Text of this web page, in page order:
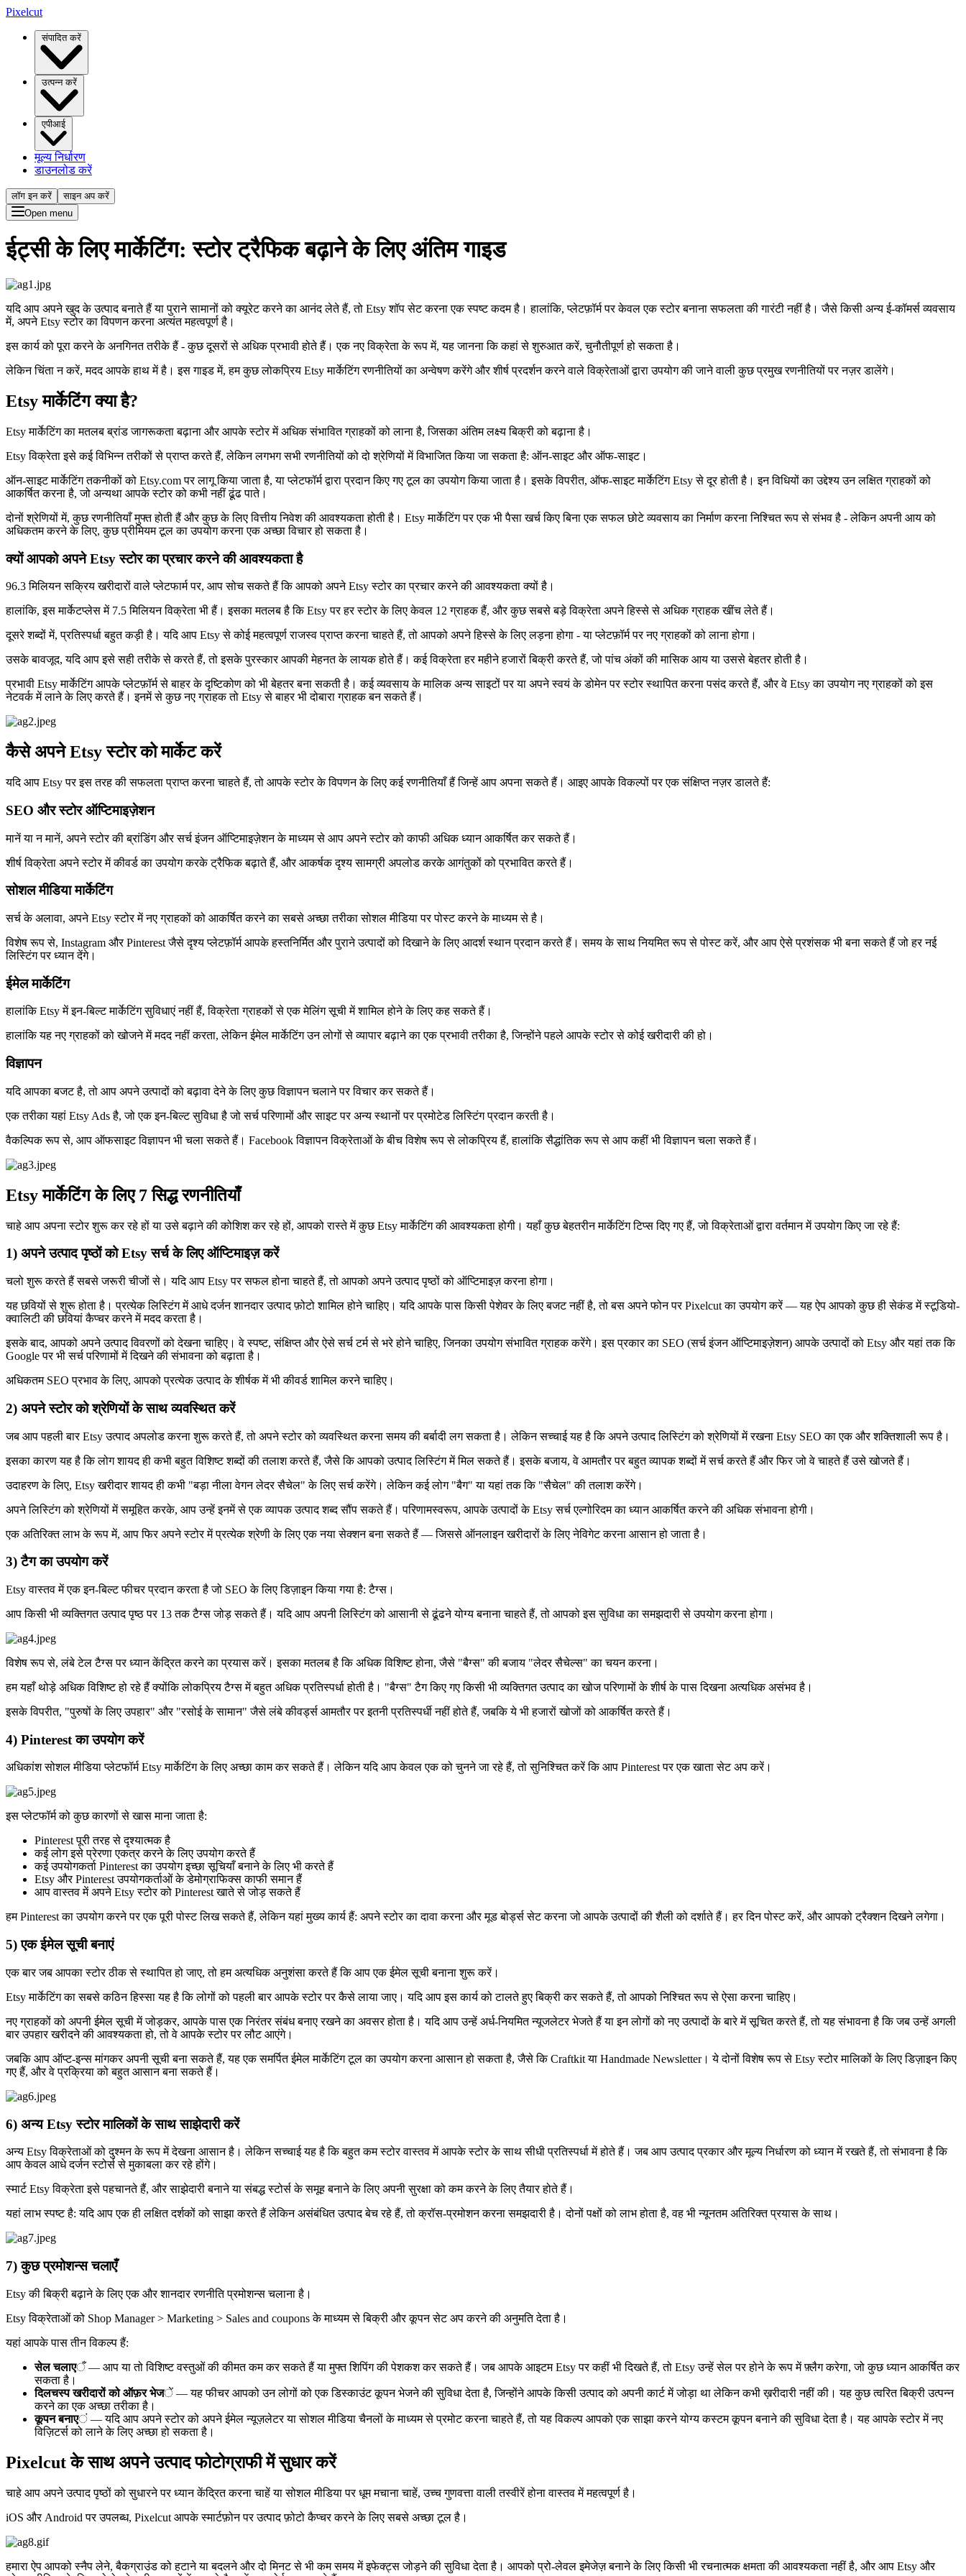
Pixelcut
संपादित करें
उत्पन्न करें
एपीआई
मूल्य निर्धारण
डाउनलोड करें
लॉग इन करें
साइन अप करें
Open menu
ईट्सी के लिए मार्केटिंग: स्टोर ट्रैफिक बढ़ाने के लिए अंतिम गाइड
यदि आप अपने खुद के उत्पाद बनाते हैं या पुराने सामानों को क्यूरेट करने का आनंद लेते हैं, तो Etsy शॉप सेट करना एक स्पष्ट कदम है। हालांकि, प्लेटफ़ॉर्म पर केवल एक स्टोर बनाना सफलता की गारंटी नहीं है। जैसे किसी अन्य ई-कॉमर्स व्यवसाय
में, अपने Etsy स्टोर का विपणन करना अत्यंत महत्वपूर्ण है।
इस कार्य को पूरा करने के अनगिनत तरीके हैं - कुछ दूसरों से अधिक प्रभावी होते हैं। एक नए विक्रेता के रूप में, यह जानना कि कहां से शुरुआत करें, चुनौतीपूर्ण हो सकता है।
लेकिन चिंता न करें, मदद आपके हाथ में है। इस गाइड में, हम कुछ लोकप्रिय Etsy मार्केटिंग रणनीतियों का अन्वेषण करेंगे और शीर्ष प्रदर्शन करने वाले विक्रेताओं द्वारा उपयोग की जाने वाली कुछ प्रमुख रणनीतियों पर नज़र डालेंगे।
Etsy मार्केटिंग क्या है?
Etsy मार्केटिंग का मतलब ब्रांड जागरूकता बढ़ाना और आपके स्टोर में अधिक संभावित ग्राहकों को लाना है, जिसका अंतिम लक्ष्य बिक्री को बढ़ाना है।
Etsy विक्रेता इसे कई विभिन्न तरीकों से प्राप्त करते हैं, लेकिन लगभग सभी रणनीतियों को दो श्रेणियों में विभाजित किया जा सकता है: ऑन-साइट और ऑफ-साइट।
ऑन-साइट मार्केटिंग तकनीकों को Etsy.com पर लागू किया जाता है, या प्लेटफॉर्म द्वारा प्रदान किए गए टूल का उपयोग किया जाता है। इसके विपरीत, ऑफ-साइट मार्केटिंग Etsy से दूर होती है। इन विधियों का उद्देश्य उन लक्षित ग्राहकों को
आकर्षित करना है, जो अन्यथा आपके स्टोर को कभी नहीं ढूंढ पाते।
दोनों श्रेणियों में, कुछ रणनीतियाँ मुफ्त होती हैं और कुछ के लिए वित्तीय निवेश की आवश्यकता होती है। Etsy मार्केटिंग पर एक भी पैसा खर्च किए बिना एक सफल छोटे व्यवसाय का निर्माण करना निश्चित रूप से संभव है - लेकिन अपनी आय को
अधिकतम करने के लिए, कुछ प्रीमियम टूल का उपयोग करना एक अच्छा विचार हो सकता है।
क्यों आपको अपने Etsy स्टोर का प्रचार करने की आवश्यकता है
96.3 मिलियन सक्रिय खरीदारों वाले प्लेटफार्म पर, आप सोच सकते हैं कि आपको अपने Etsy स्टोर का प्रचार करने की आवश्यकता क्यों है।
हालांकि, इस मार्केटप्लेस में 7.5 मिलियन विक्रेता भी हैं। इसका मतलब है कि Etsy पर हर स्टोर के लिए केवल 12 ग्राहक हैं, और कुछ सबसे बड़े विक्रेता अपने हिस्से से अधिक ग्राहक खींच लेते हैं।
दूसरे शब्दों में, प्रतिस्पर्धा बहुत कड़ी है। यदि आप Etsy से कोई महत्वपूर्ण राजस्व प्राप्त करना चाहते हैं, तो आपको अपने हिस्से के लिए लड़ना होगा - या प्लेटफ़ॉर्म पर नए ग्राहकों को लाना होगा।
उसके बावजूद, यदि आप इसे सही तरीके से करते हैं, तो इसके पुरस्कार आपकी मेहनत के लायक होते हैं। कई विक्रेता हर महीने हजारों बिक्री करते हैं, जो पांच अंकों की मासिक आय या उससे बेहतर होती है।
प्रभावी Etsy मार्केटिंग आपके प्लेटफ़ॉर्म से बाहर के दृष्टिकोण को भी बेहतर बना सकती है। कई व्यवसाय के मालिक अन्य साइटों पर या अपने स्वयं के डोमेन पर स्टोर स्थापित करना पसंद करते हैं, और वे Etsy का उपयोग नए ग्राहकों को इस
नेटवर्क में लाने के लिए करते हैं। इनमें से कुछ नए ग्राहक तो Etsy से बाहर भी दोबारा ग्राहक बन सकते हैं।
कैसे अपने Etsy स्टोर को मार्केट करें
यदि आप Etsy पर इस तरह की सफलता प्राप्त करना चाहते हैं, तो आपके स्टोर के विपणन के लिए कई रणनीतियाँ हैं जिन्हें आप अपना सकते हैं। आइए आपके विकल्पों पर एक संक्षिप्त नज़र डालते हैं:
SEO और स्टोर ऑप्टिमाइज़ेशन
मानें या न मानें, अपने स्टोर की ब्रांडिंग और सर्च इंजन ऑप्टिमाइज़ेशन के माध्यम से आप अपने स्टोर को काफी अधिक ध्यान आकर्षित कर सकते हैं।
शीर्ष विक्रेता अपने स्टोर में कीवर्ड का उपयोग करके ट्रैफिक बढ़ाते हैं, और आकर्षक दृश्य सामग्री अपलोड करके आगंतुकों को प्रभावित करते हैं।
सोशल मीडिया मार्केटिंग
सर्च के अलावा, अपने Etsy स्टोर में नए ग्राहकों को आकर्षित करने का सबसे अच्छा तरीका सोशल मीडिया पर पोस्ट करने के माध्यम से है।
विशेष रूप से, Instagram और Pinterest जैसे दृश्य प्लेटफ़ॉर्म आपके हस्तनिर्मित और पुराने उत्पादों को दिखाने के लिए आदर्श स्थान प्रदान करते हैं। समय के साथ नियमित रूप से पोस्ट करें, और आप ऐसे प्रशंसक भी बना सकते हैं जो हर नई
लिस्टिंग पर ध्यान देंगे।
ईमेल मार्केटिंग
हालांकि Etsy में इन-बिल्ट मार्केटिंग सुविधाएं नहीं हैं, विक्रेता ग्राहकों से एक मेलिंग सूची में शामिल होने के लिए कह सकते हैं।
हालांकि यह नए ग्राहकों को खोजने में मदद नहीं करता, लेकिन ईमेल मार्केटिंग उन लोगों से व्यापार बढ़ाने का एक प्रभावी तरीका है, जिन्होंने पहले आपके स्टोर से कोई खरीदारी की हो।
विज्ञापन
यदि आपका बजट है, तो आप अपने उत्पादों को बढ़ावा देने के लिए कुछ विज्ञापन चलाने पर विचार कर सकते हैं।
एक तरीका यहां Etsy Ads है, जो एक इन-बिल्ट सुविधा है जो सर्च परिणामों और साइट पर अन्य स्थानों पर प्रमोटेड लिस्टिंग प्रदान करती है।
वैकल्पिक रूप से, आप ऑफसाइट विज्ञापन भी चला सकते हैं। Facebook विज्ञापन विक्रेताओं के बीच विशेष रूप से लोकप्रिय हैं, हालांकि सैद्धांतिक रूप से आप कहीं भी विज्ञापन चला सकते हैं।
Etsy मार्केटिंग के लिए 7 सिद्ध रणनीतियाँ
चाहे आप अपना स्टोर शुरू कर रहे हों या उसे बढ़ाने की कोशिश कर रहे हों, आपको रास्ते में कुछ Etsy मार्केटिंग की आवश्यकता होगी। यहाँ कुछ बेहतरीन मार्केटिंग टिप्स दिए गए हैं, जो विक्रेताओं द्वारा वर्तमान में उपयोग किए जा रहे हैं:
1) अपने उत्पाद पृष्ठों को Etsy सर्च के लिए ऑप्टिमाइज़ करें
चलो शुरू करते हैं सबसे जरूरी चीजों से। यदि आप Etsy पर सफल होना चाहते हैं, तो आपको अपने उत्पाद पृष्ठों को ऑप्टिमाइज़ करना होगा।
यह छवियों से शुरू होता है। प्रत्येक लिस्टिंग में आधे दर्जन शानदार उत्पाद फ़ोटो शामिल होने चाहिए। यदि आपके पास किसी पेशेवर के लिए बजट नहीं है, तो बस अपने फोन पर Pixelcut का उपयोग करें — यह ऐप आपको कुछ ही सेकंड में स्टूडियो-
क्वालिटी की छवियां कैप्चर करने में मदद करता है।
इसके बाद, आपको अपने उत्पाद विवरणों को देखना चाहिए। वे स्पष्ट, संक्षिप्त और ऐसे सर्च टर्म से भरे होने चाहिए, जिनका उपयोग संभावित ग्राहक करेंगे। इस प्रकार का SEO (सर्च इंजन ऑप्टिमाइज़ेशन) आपके उत्पादों को Etsy और यहां तक कि
Google पर भी सर्च परिणामों में दिखने की संभावना को बढ़ाता है।
अधिकतम SEO प्रभाव के लिए, आपको प्रत्येक उत्पाद के शीर्षक में भी कीवर्ड शामिल करने चाहिए।
2) अपने स्टोर को श्रेणियों के साथ व्यवस्थित करें
जब आप पहली बार Etsy उत्पाद अपलोड करना शुरू करते हैं, तो अपने स्टोर को व्यवस्थित करना समय की बर्बादी लग सकता है। लेकिन सच्चाई यह है कि अपने उत्पाद लिस्टिंग को श्रेणियों में रखना Etsy SEO का एक और शक्तिशाली रूप है।
इसका कारण यह है कि लोग शायद ही कभी बहुत विशिष्ट शब्दों की तलाश करते हैं, जैसे कि आपको उत्पाद लिस्टिंग में मिल सकते हैं। इसके बजाय, वे आमतौर पर बहुत व्यापक शब्दों में सर्च करते हैं और फिर जो वे चाहते हैं उसे खोजते हैं।
उदाहरण के लिए, Etsy खरीदार शायद ही कभी "बड़ा नीला वेगन लेदर सैचेल" के लिए सर्च करेंगे। लेकिन कई लोग "बैग" या यहां तक कि "सैचेल" की तलाश करेंगे।
अपने लिस्टिंग को श्रेणियों में समूहित करके, आप उन्हें इनमें से एक व्यापक उत्पाद शब्द सौंप सकते हैं। परिणामस्वरूप, आपके उत्पादों के Etsy सर्च एल्गोरिदम का ध्यान आकर्षित करने की अधिक संभावना होगी।
एक अतिरिक्त लाभ के रूप में, आप फिर अपने स्टोर में प्रत्येक श्रेणी के लिए एक नया सेक्शन बना सकते हैं — जिससे ऑनलाइन खरीदारों के लिए नेविगेट करना आसान हो जाता है।
3) टैग का उपयोग करें
Etsy वास्तव में एक इन-बिल्ट फीचर प्रदान करता है जो SEO के लिए डिज़ाइन किया गया है: टैग्स।
आप किसी भी व्यक्तिगत उत्पाद पृष्ठ पर 13 तक टैग्स जोड़ सकते हैं। यदि आप अपनी लिस्टिंग को आसानी से ढूंढने योग्य बनाना चाहते हैं, तो आपको इस सुविधा का समझदारी से उपयोग करना होगा।
विशेष रूप से, लंबे टेल टैग्स पर ध्यान केंद्रित करने का प्रयास करें। इसका मतलब है कि अधिक विशिष्ट होना, जैसे "बैग्स" की बजाय "लेदर सैचेल्स" का चयन करना।
हम यहाँ थोड़े अधिक विशिष्ट हो रहे हैं क्योंकि लोकप्रिय टैग्स में बहुत अधिक प्रतिस्पर्धा होती है। "बैग्स" टैग किए गए किसी भी व्यक्तिगत उत्पाद का खोज परिणामों के शीर्ष के पास दिखना अत्यधिक असंभव है।
इसके विपरीत, "पुरुषों के लिए उपहार" और "रसोई के सामान" जैसे लंबे कीवर्ड्स आमतौर पर इतनी प्रतिस्पर्धी नहीं होते हैं, जबकि ये भी हजारों खोजों को आकर्षित करते हैं।
4) Pinterest का उपयोग करें
अधिकांश सोशल मीडिया प्लेटफॉर्म Etsy मार्केटिंग के लिए अच्छा काम कर सकते हैं। लेकिन यदि आप केवल एक को चुनने जा रहे हैं, तो सुनिश्चित करें कि आप Pinterest पर एक खाता सेट अप करें।
इस प्लेटफॉर्म को कुछ कारणों से खास माना जाता है:
Pinterest पूरी तरह से दृश्यात्मक है
कई लोग इसे प्रेरणा एकत्र करने के लिए उपयोग करते हैं
कई उपयोगकर्ता Pinterest का उपयोग इच्छा सूचियाँ बनाने के लिए भी करते हैं
Etsy और Pinterest उपयोगकर्ताओं के डेमोग्राफिक्स काफी समान हैं
आप वास्तव में अपने Etsy स्टोर को Pinterest खाते से जोड़ सकते हैं
हम Pinterest का उपयोग करने पर एक पूरी पोस्ट लिख सकते हैं, लेकिन यहां मुख्य कार्य हैं: अपने स्टोर का दावा करना और मूड बोर्ड्स सेट करना जो आपके उत्पादों की शैली को दर्शाते हैं। हर दिन पोस्ट करें, और आपको ट्रैक्शन दिखने लगेगा।
5) एक ईमेल सूची बनाएं
एक बार जब आपका स्टोर ठीक से स्थापित हो जाए, तो हम अत्यधिक अनुशंसा करते हैं कि आप एक ईमेल सूची बनाना शुरू करें।
Etsy मार्केटिंग का सबसे कठिन हिस्सा यह है कि लोगों को पहली बार आपके स्टोर पर कैसे लाया जाए। यदि आप इस कार्य को टालते हुए बिक्री कर सकते हैं, तो आपको निश्चित रूप से ऐसा करना चाहिए।
नए ग्राहकों को अपनी ईमेल सूची में जोड़कर, आपके पास एक निरंतर संबंध बनाए रखने का अवसर होता है। यदि आप उन्हें अर्ध-नियमित न्यूजलेटर भेजते हैं या इन लोगों को नए उत्पादों के बारे में सूचित करते हैं, तो यह संभावना है कि जब उन्हें अगली
बार उपहार खरीदने की आवश्यकता हो, तो वे आपके स्टोर पर लौट आएंगे।
जबकि आप ऑप्ट-इन्स मांगकर अपनी सूची बना सकते हैं, यह एक समर्पित ईमेल मार्केटिंग टूल का उपयोग करना आसान हो सकता है, जैसे कि Craftkit या Handmade Newsletter। ये दोनों विशेष रूप से Etsy स्टोर मालिकों के लिए डिज़ाइन किए
गए हैं, और वे प्रक्रिया को बहुत आसान बना सकते हैं।
6) अन्य Etsy स्टोर मालिकों के साथ साझेदारी करें
अन्य Etsy विक्रेताओं को दुश्मन के रूप में देखना आसान है। लेकिन सच्चाई यह है कि बहुत कम स्टोर वास्तव में आपके स्टोर के साथ सीधी प्रतिस्पर्धा में होते हैं। जब आप उत्पाद प्रकार और मूल्य निर्धारण को ध्यान में रखते हैं, तो संभावना है कि
आप केवल आधे दर्जन स्टोर्स से मुकाबला कर रहे होंगे।
स्मार्ट Etsy विक्रेता इसे पहचानते हैं, और साझेदारी बनाने या संबद्ध स्टोर्स के समूह बनाने के लिए अपनी सुरक्षा को कम करने के लिए तैयार होते हैं।
यहां लाभ स्पष्ट है: यदि आप एक ही लक्षित दर्शकों को साझा करते हैं लेकिन असंबंधित उत्पाद बेच रहे हैं, तो क्रॉस-प्रमोशन करना समझदारी है। दोनों पक्षों को लाभ होता है, वह भी न्यूनतम अतिरिक्त प्रयास के साथ।
7) कुछ प्रमोशन्स चलाएँ
Etsy की बिक्री बढ़ाने के लिए एक और शानदार रणनीति प्रमोशन्स चलाना है।
Etsy विक्रेताओं को Shop Manager > Marketing > Sales and coupons के माध्यम से बिक्री और कूपन सेट अप करने की अनुमति देता है।
यहां आपके पास तीन विकल्प हैं:
सेल चलाएँ — आप या तो विशिष्ट वस्तुओं की कीमत कम कर सकते हैं या मुफ्त शिपिंग की पेशकश कर सकते हैं। जब आपके आइटम Etsy पर कहीं भी दिखते हैं, तो Etsy उन्हें सेल पर होने के रूप में फ़्लैग करेगा, जो कुछ ध्यान आकर्षित कर
सकता है।
दिलचस्प खरीदारों को ऑफ़र भेजें — यह फीचर आपको उन लोगों को एक डिस्काउंट कूपन भेजने की सुविधा देता है, जिन्होंने आपके किसी उत्पाद को अपनी कार्ट में जोड़ा था लेकिन कभी ख़रीदारी नहीं की। यह कुछ त्वरित बिक्री उत्पन्न
करने का एक अच्छा तरीका है।
कूपन बनाएं — यदि आप अपने स्टोर को अपने ईमेल न्यूज़लेटर या सोशल मीडिया चैनलों के माध्यम से प्रमोट करना चाहते हैं, तो यह विकल्प आपको एक साझा करने योग्य कस्टम कूपन बनाने की सुविधा देता है। यह आपके स्टोर में नए
विज़िटर्स को लाने के लिए अच्छा हो सकता है।
Pixelcut के साथ अपने उत्पाद फोटोग्राफी में सुधार करें
चाहे आप अपने उत्पाद पृष्ठों को सुधारने पर ध्यान केंद्रित करना चाहें या सोशल मीडिया पर धूम मचाना चाहें, उच्च गुणवत्ता वाली तस्वीरें होना वास्तव में महत्वपूर्ण है।
iOS और Android पर उपलब्ध, Pixelcut आपके स्मार्टफ़ोन पर उत्पाद फ़ोटो कैप्चर करने के लिए सबसे अच्छा टूल है।
हमारा ऐप आपको स्नैप लेने, बैकग्राउंड को हटाने या बदलने और दो मिनट से भी कम समय में इफेक्ट्स जोड़ने की सुविधा देता है। आपको प्रो-लेवल इमेजेज़ बनाने के लिए किसी भी रचनात्मक क्षमता की आवश्यकता नहीं है, और आप Etsy और